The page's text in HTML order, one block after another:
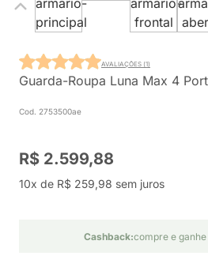
Guarda-Roupa Luna Max 4
Cod. 2753500ae
AVALIAÇÕES (1)
R$ 2.599,88
10x de R$ 259,98 sem juros
Cashback:compre e